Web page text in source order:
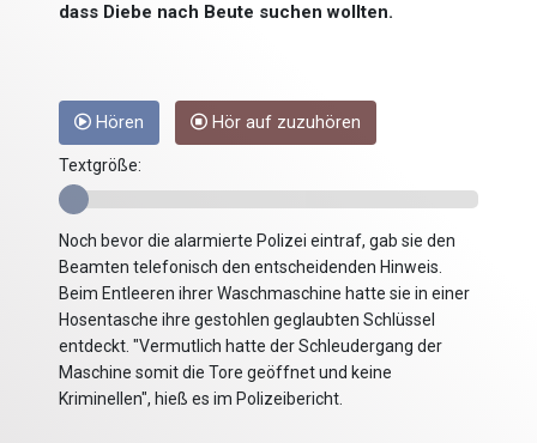
dass Diebe nach Beute suchen wollten.
Hören Hör auf zuzuhören
Textgröße:
Noch bevor die alarmierte Polizei eintraf, gab sie den
Beamten telefonisch den entscheidenden Hinweis.
Beim Entleeren ihrer Waschmaschine hatte sie in einer
Hosentasche ihre gestohlen geglaubten Schlüssel
entdeckt. "Vermutlich hatte der Schleudergang der
Maschine somit die Tore geöffnet und keine
Kriminellen", hieß es im Polizeibericht.